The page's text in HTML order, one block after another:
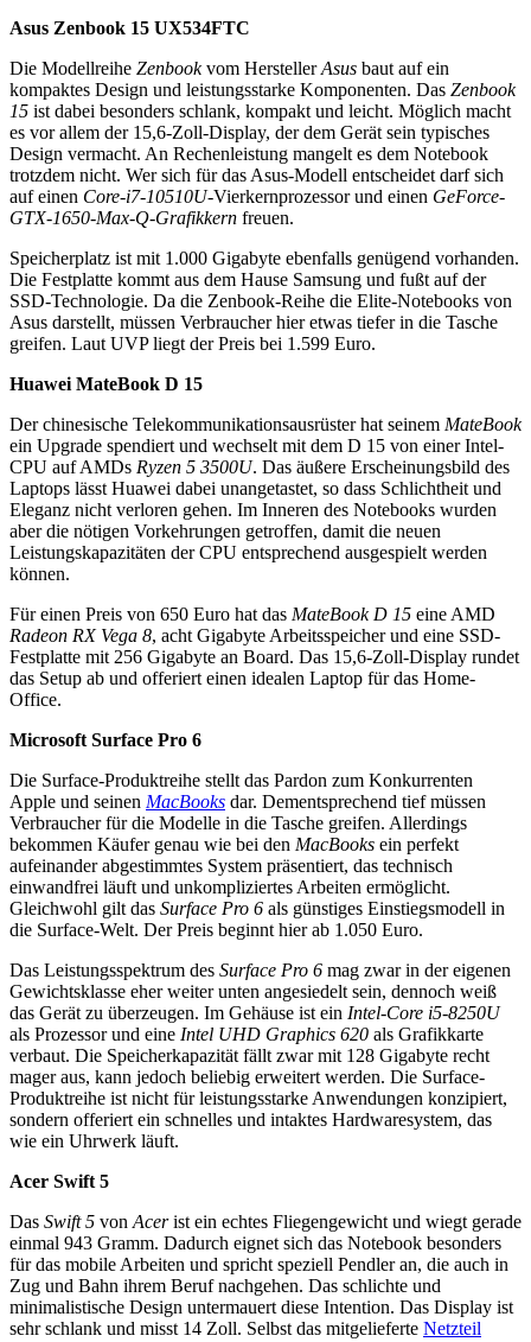
Asus Zenbook 15 UX534FTC
Die Modellreihe Zenbookvom HerstellerAsus baut auf ein
kompaktes Design und leistungsstarke Komponenten. Das Zenbook
15 ist dabei besonders schlank, kompakt und leicht. Möglich macht
es vor allem der 15,6-Zoll-Display, der dem Gerät sein typisches
Design vermacht. An Rechenleistung mangelt es dem Notebook
trotzdem nicht. Wer sich für das Asus-Modell entscheidet darf sich
auf einen Core-i7-10510U-Vierkernprozessor und einen GeForce-
GTX-1650-Max-Q-Grafikkern freuen.
Speicherplatz ist mit 1.000 Gigabyte ebenfalls genügend vorhanden.
Die Festplatte kommt aus dem Hause Samsung und fußt auf der
SSD-Technologie. Da die Zenbook-Reihe die Elite-Notebooks von
Asus darstellt, müssen Verbraucher hier etwas tiefer in die Tasche
greifen. Laut UVP liegt der Preis bei 1.599 Euro.
Huawei MateBook D 15
Der chinesische Telekommunikationsausrüster hat seinem MateBook
ein Upgrade spendiert und wechselt mit dem D 15 von einer Intel-
CPU auf AMDs Ryzen 5 3500U. Das äußere Erscheinungsbild des
Laptops lässt Huawei dabei unangetastet, so dass Schlichtheit und
Eleganz nicht verloren gehen. Im Inneren des Notebooks wurden
aber die nötigen Vorkehrungen getroffen, damit die neuen
Leistungskapazitäten der CPU entsprechend ausgespielt werden
können.
Für einen Preis von 650 Euro hat das MateBook D 15 eine AMD
Radeon RX Vega 8, acht Gigabyte Arbeitsspeicher und eine SSD-
Festplatte mit 256 Gigabyte an Board. Das 15,6-Zoll-Display rundet
das Setup ab und offeriert einen idealen Laptop für das Home-
Office.
Microsoft Surface Pro 6
Die Surface-Produktreihe stellt das Pardon zum Konkurrenten
Apple und seinen MacBooks dar. Dementsprechend tief müssen
Verbraucher für die Modelle in die Tasche greifen. Allerdings
bekommen Käufer genau wie bei den MacBooks ein perfekt
aufeinander abgestimmtes System präsentiert, das technisch
einwandfrei läuft und unkompliziertes Arbeiten ermöglicht.
Gleichwohl gilt das Surface Pro 6 als günstiges Einstiegsmodell in
die Surface-Welt. Der Preis beginnt hier ab 1.050 Euro.
Das Leistungsspektrum des Surface Pro 6 mag zwar in der eigenen
Gewichtsklasse eher weiter unten angesiedelt sein, dennoch weiß
das Gerät zu überzeugen. Im Gehäuse ist ein Intel-Core i5-8250U
als Prozessor und eine Intel UHD Graphics 620 als Grafikkarte
verbaut. Die Speicherkapazität fällt zwar mit 128 Gigabyte recht
mager aus, kann jedoch beliebig erweitert werden. Die Surface-
Produktreihe ist nicht für leistungsstarke Anwendungen konzipiert,
sondern offeriert ein schnelles und intaktes Hardwaresystem, das
wie ein Uhrwerk läuft.
Acer Swift 5
Das Swift 5 vonAcerist ein echtes Fliegengewicht und wiegt gerade
einmal 943 Gramm. Dadurch eignet sich das Notebook besonders
für das mobile Arbeiten und spricht speziell Pendler an, die auch in
Zug und Bahn ihrem Beruf nachgehen. Das schlichte und
minimalistische Design untermauert diese Intention. Das Display ist
sehr schlank und misst 14 Zoll. Selbst das mitgelieferte Netzteil